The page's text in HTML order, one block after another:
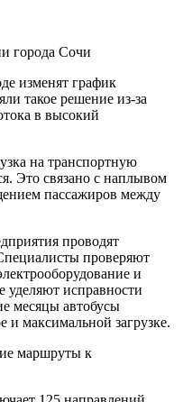
города Сочи
изменят график
такое решение из-за
в высокий
на транспортную
Это связано с наплывом
пассажиров между
проводят
проверяют
и
исправности
месяцы автобусы
и максимальной загрузке.
маршруты к